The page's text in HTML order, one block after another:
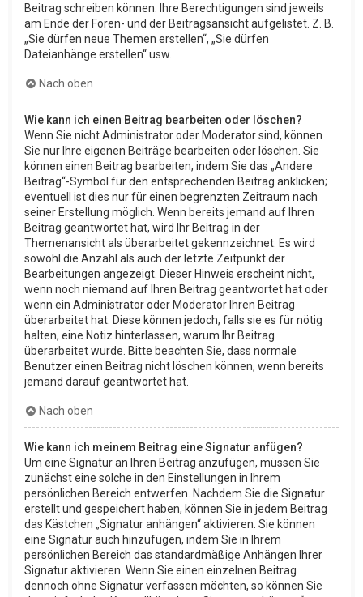
Beitrag schreiben können. Ihre Berechtigungen sind jeweils
am Ende der Foren- und der Beitragsansicht aufgelistet. Z. B.
„Sie dürfen neue Themen erstellen“, „Sie dürfen
Dateianhänge erstellen“ usw.
Nach oben
Wie kann ich einen Beitrag bearbeiten oder löschen?
Wenn Sie nicht Administrator oder Moderator sind, können
Sie nur Ihre eigenen Beiträge bearbeiten oder löschen. Sie
können einen Beitrag bearbeiten, indem Sie das „Ändere
Beitrag“-Symbol für den entsprechenden Beitrag anklicken;
eventuell ist dies nur für einen begrenzten Zeitraum nach
seiner Erstellung möglich. Wenn bereits jemand auf Ihren
Beitrag geantwortet hat, wird Ihr Beitrag in der
Themenansicht als überarbeitet gekennzeichnet. Es wird
sowohl die Anzahl als auch der letzte Zeitpunkt der
Bearbeitungen angezeigt. Dieser Hinweis erscheint nicht,
wenn noch niemand auf Ihren Beitrag geantwortet hat oder
wenn ein Administrator oder Moderator Ihren Beitrag
überarbeitet hat. Diese können jedoch, falls sie es für nötig
halten, eine Notiz hinterlassen, warum Ihr Beitrag
überarbeitet wurde. Bitte beachten Sie, dass normale
Benutzer einen Beitrag nicht löschen können, wenn bereits
jemand darauf geantwortet hat.
Nach oben
Wie kann ich meinem Beitrag eine Signatur anfügen?
Um eine Signatur an Ihren Beitrag anzufügen, müssen Sie
zunächst eine solche in den Einstellungen in Ihrem
persönlichen Bereich entwerfen. Nachdem Sie die Signatur
erstellt und gespeichert haben, können Sie in jedem Beitrag
das Kästchen „Signatur anhängen“ aktivieren. Sie können
eine Signatur auch hinzufügen, indem Sie in Ihrem
persönlichen Bereich das standardmäßige Anhängen Ihrer
Signatur aktivieren. Wenn Sie einen einzelnen Beitrag
dennoch ohne Signatur verfassen möchten, so können Sie